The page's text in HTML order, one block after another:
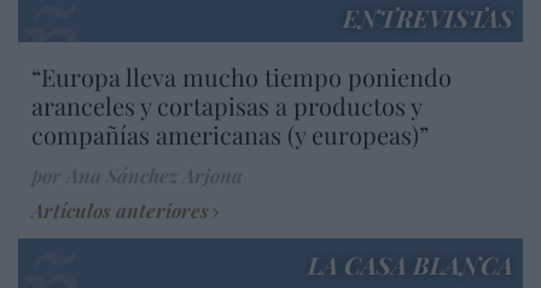
ENTREVISTAS
“Europa lleva mucho tiempo poniendo
aranceles y cortapisas a productos y
compañías americanas (y europeas)”
Artículos anteriores
LA CASA BLANCA